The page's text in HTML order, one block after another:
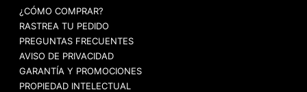
¿CÓMO COMPRAR?
RASTREA TU PEDIDO
PREGUNTAS FRECUENTES
AVISO DE PRIVACIDAD
GARANTÍA Y PROMOCIONES
PROPIEDAD INTELECTUAL